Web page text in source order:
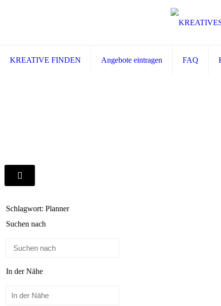
KREATIVE FINDEN Angebote eintragen FAQ
Schlagwort: Planner
Suchen nach
In der Nähe